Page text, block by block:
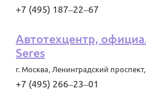
+7 (495) 187‒22‒67
Автотехцентр,
Seres
г. Москва, Ленинградский проспект,
+7 (495) 266‒23‒01